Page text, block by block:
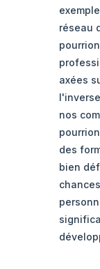
réseau
axées
nos
des
bien